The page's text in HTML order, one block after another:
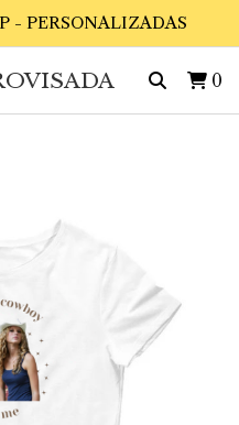
- PERSONALIZADAS
0